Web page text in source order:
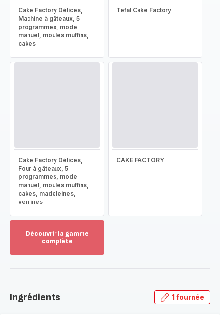
Cake Factory Délices,
Machine à gâteaux, 5
programmes, mode
manuel, moules muffins,
cakes
Tefal Cake Factory
Cake Factory Délices,
Four à gâteaux, 5
programmes, mode
manuel, moules muffins,
cakes, madeleines,
verrines
CAKE FACTORY
Découvrir la gamme
complète
gamme
Ingrédients 1 fournée